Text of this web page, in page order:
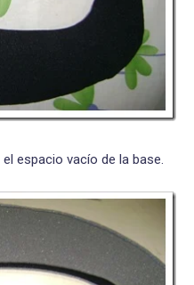
espacio vacío de la base.